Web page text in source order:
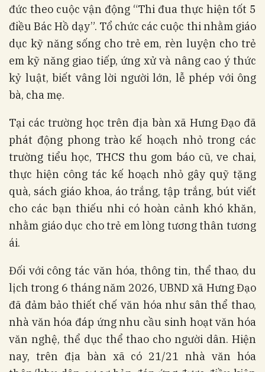
đức theo cuộc vận động “Thi đua thực hiện tốt 5
điều Bác Hồ dạy”. Tổ chức các cuộc thi nhằm giáo
dục kỹ năng sống cho trẻ em, rèn luyện cho trẻ
em kỹ năng giao tiếp, ứng xử và nâng cao ý thức
kỷ luật, biết vâng lời người lớn, lễ phép với ông
bà, cha mẹ.
Tại các trường học trên địa bàn xã Hưng Đạo đã
phát động phong trào kế hoạch nhỏ trong các
trường tiểu học, THCS thu gom báo cũ, ve chai,
thực hiện công tác kế hoạch nhỏ gây quỹ tặng
quà, sách giáo khoa, áo trắng, tập trắng, bút viết
cho các bạn thiếu nhi có hoàn cảnh khó khăn,
nhằm giáo dục cho trẻ em lòng tương thân tương
ái.
Đối với công tác văn hóa, thông tin, thể thao, du
lịch trong 6 tháng năm 2026, UBND xã Hưng Đạo
đã đảm bảo thiết chế văn hóa như sân thể thao,
nhà văn hóa đáp ứng nhu cầu sinh hoạt văn hóa
văn nghệ, thể dục thể thao cho người dân. Hiện
nay, trên địa bàn xã có 21/21 nhà văn hóa